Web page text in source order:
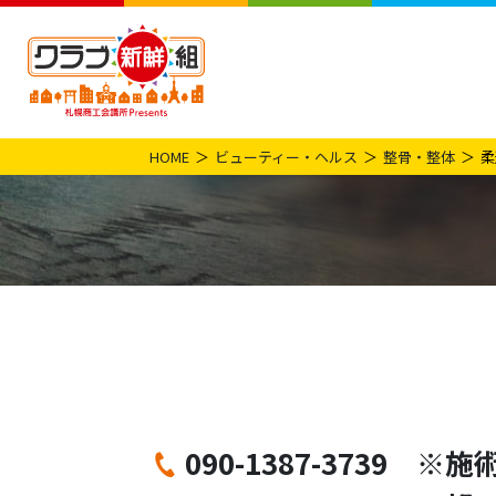
HOME ビューティー・ヘルス 整骨・整体
090-1387-3739 ※施術